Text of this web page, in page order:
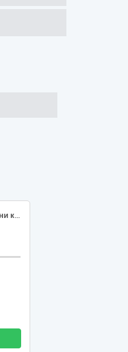
Послуги з відновлення зовнішньої частини кузова автобусів MAN A-21